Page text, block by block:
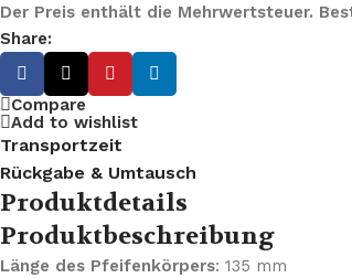
Der Preis enthält die Mehrwertsteuer.
Share:
Compare
Add to wishlist
Transportzeit
Rückgabe & Umtausch
Produktdetails
Produktbeschreibung
Länge des Pfeifenkörpers: 135 mm